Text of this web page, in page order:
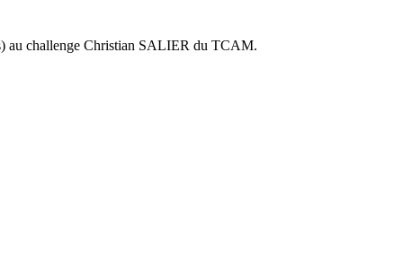
au challenge Christian SALIER du TCAM.